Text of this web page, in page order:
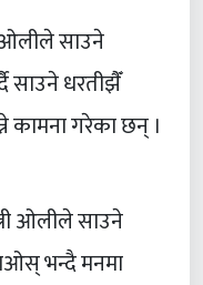
ओलीले साउने
साउने धरतीझैँ
कामना गरेका छन् ।
ओलीले साउने
भन्दै मनमा